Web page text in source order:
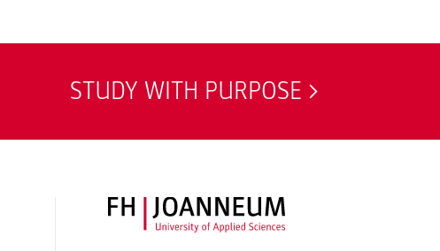
STUDY WITH PURPOSE
FH JOANNEUM Logo